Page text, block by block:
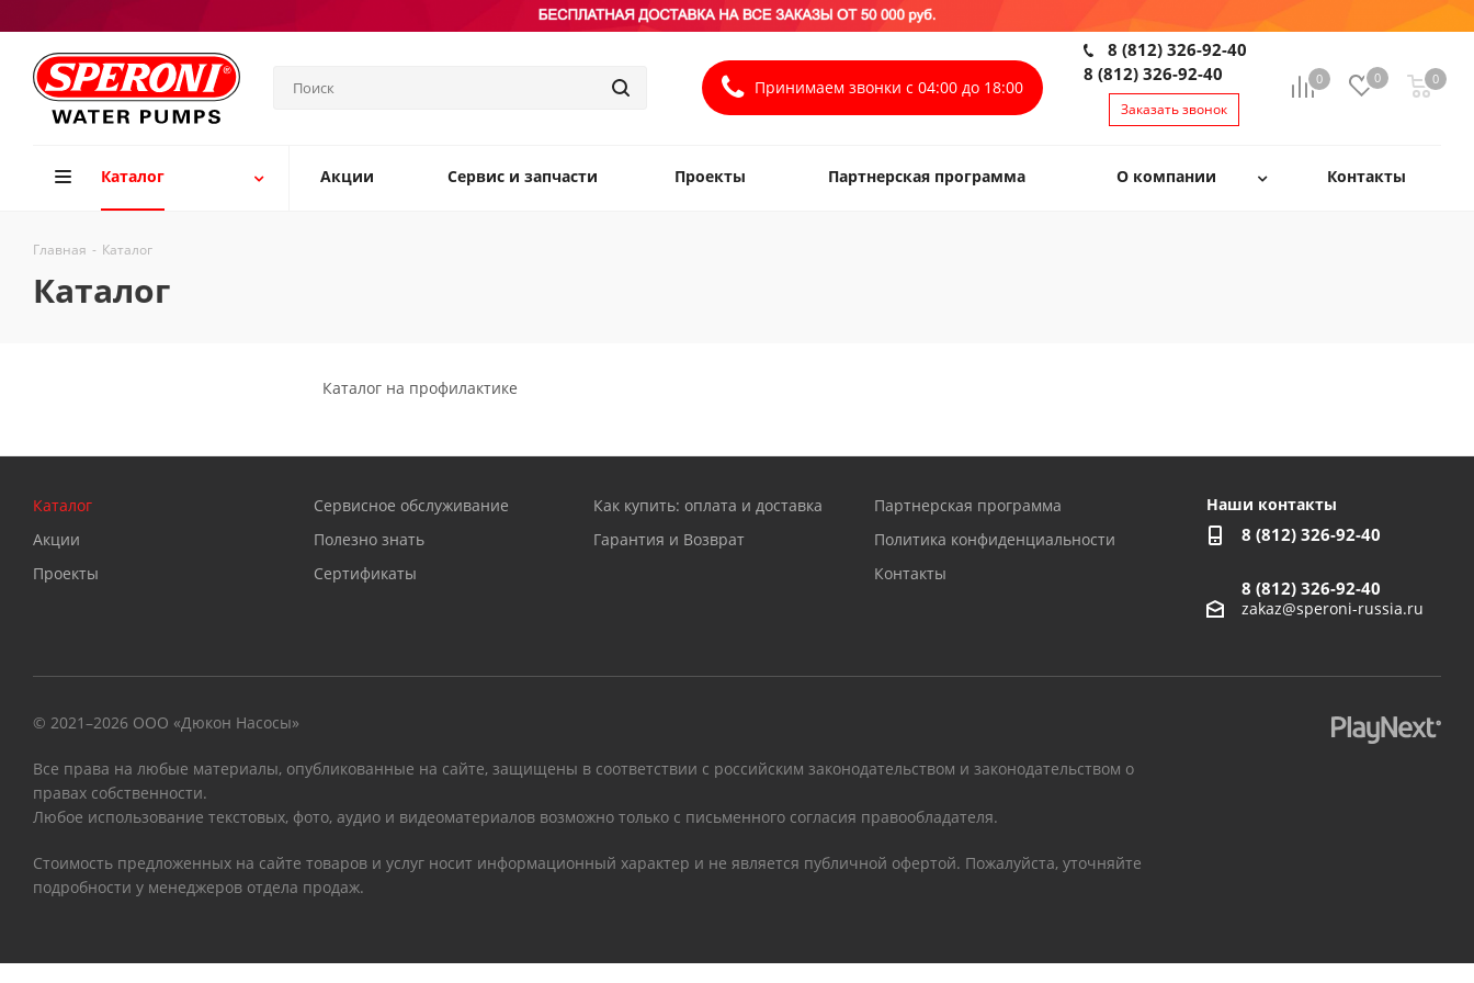
Принимаем звонки с 04:00 до 18:00 0 0 0
0
8 (812) 326-92-40
8 (812) 326-92-40
Заказать звонок
Каталог Акции Сервис и запчасти Проекты Партнерская программа О компании Контакты
Главная - Каталог
Каталог
Каталог на профилактике
Каталог
Акции
Проекты
Сервисное обслуживание
Полезно знать
Сертификаты
Как купить: оплата и доставка
Гарантия и Возврат
Партнерская программа
Политика конфиденциальности
Контакты
Наши контакты
8 (812) 326-92-40
8 (812) 326-92-40
zakaz@speroni-russia.ru
© 2021–2026 ООО «Дюкон Насосы»
Все права на любые материалы, опубликованные на сайте, защищены в соответствии с российским законодательством и законодательством о
правах собственности.
Любое использование текстовых, фото, аудио и видеоматериалов возможно только с письменного согласия правообладателя.
Стоимость предложенных на сайте товаров и услуг носит информационный характер и не является публичной офертой. Пожалуйста, уточняйте
подробности у менеджеров отдела продаж.